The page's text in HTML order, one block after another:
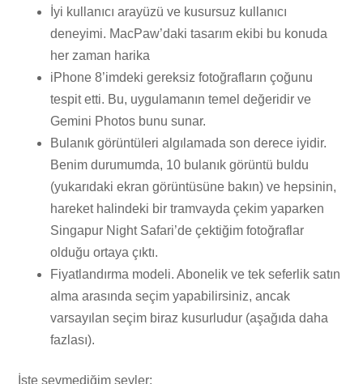
İyi kullanıcı arayüzü ve kusursuz kullanıcı
deneyimi. MacPaw’daki tasarım ekibi bu konuda
her zaman harika
iPhone 8’imdeki gereksiz fotoğrafların çoğunu
tespit etti. Bu, uygulamanın temel değeridir ve
Gemini Photos bunu sunar.
Bulanık görüntüleri algılamada son derece iyidir.
Benim durumumda, 10 bulanık görüntü buldu
(yukarıdaki ekran görüntüsüne bakın) ve hepsinin,
hareket halindeki bir tramvayda çekim yaparken
Singapur Night Safari’de çektiğim fotoğraflar
olduğu ortaya çıktı.
Fiyatlandırma modeli. Abonelik ve tek seferlik satın
alma arasında seçim yapabilirsiniz, ancak
varsayılan seçim biraz kusurludur (aşağıda daha
fazlası).
İşte sevmediğim şeyler: